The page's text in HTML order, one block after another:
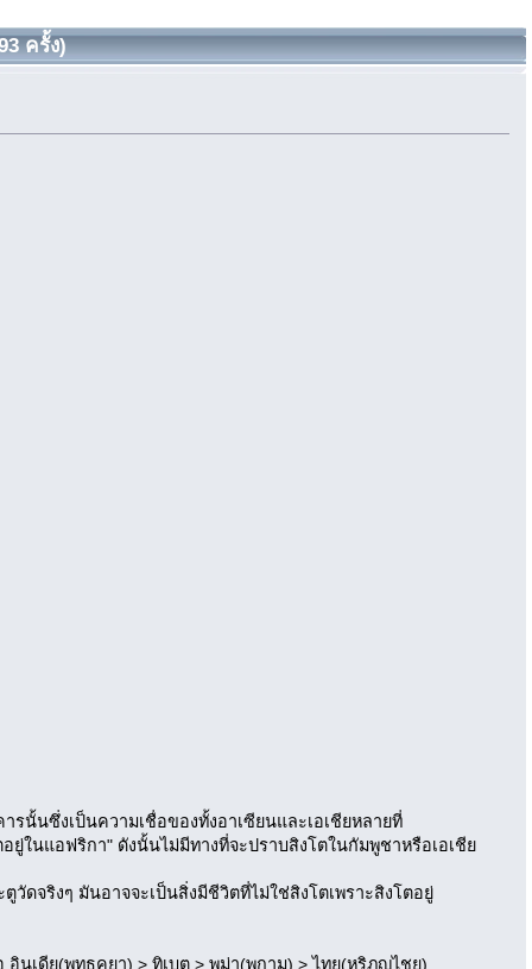
ครั้ง)
นั้นซึ่งเป็นความเชื่อของทั้งอาเซียนและเอเชียหลายที่
ยู่ในแอฟริกา" ดังนั้นไม่มีทางที่จะปราบสิงโตในกัมพูชาหรือเอเชีย
ดจริงๆ มันอาจจะเป็นสิ่งมีชีวิตที่ไม่ใช่สิงโตเพราะสิงโตอยู่
เดีย(พุทธคยา) > ทิเบต > พม่า(พุกาม) > ไทย(หริภุญไชย)